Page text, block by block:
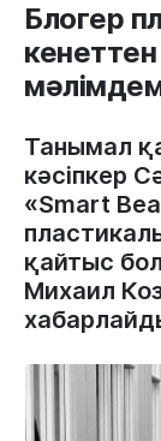
Блогер
Танымал
кәсіпкер
«Smart
қайтыс
Михаил